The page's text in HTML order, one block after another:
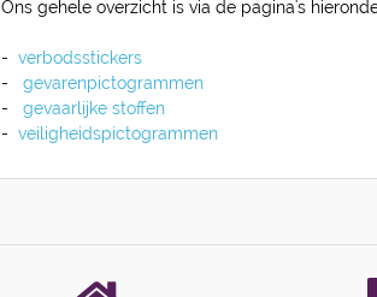
Ons gehele overzicht is via de pagina's
- verbodsstickers
- gevarenpictogrammen
- gevaarlijke stoffen
- veiligheidspictogrammen